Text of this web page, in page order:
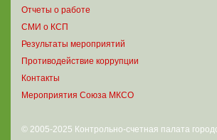
Отчеты о работе
СМИ о КСП
Результаты мероприятий
Противодействие коррупции
Контакты
Мероприятия Союза МКСО
© 2005-2025 Контрольно-счетная палата